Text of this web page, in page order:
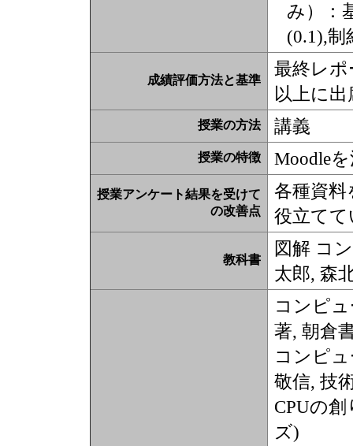
み）：
(0.1),制
成績評価方法と基準
最終レ
以上に
授業の方法 講義
授業の特徴 Moodle
授業アンケート結果を受けて
の改善点
各種資料
役立て
教科書
図解 コ
太郎, 森
コンピ
著, 朝倉
コンピ
敬信, 技
CPUの
ズ)